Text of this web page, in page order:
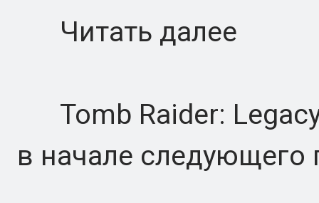
Читать далее
Tomb Raider:
в начале следующего